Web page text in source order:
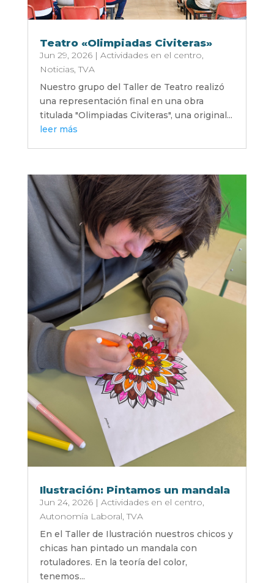
Teatro «Olimpiadas Civiteras»
Jun 29, 2026| Actividades en el centro,
Noticias,TVA
Nuestro grupo del Taller de Teatro realizó
una representación final en una obra
titulada "Olimpiadas Civiteras", una original...
leer más
Ilustración: Pintamos un mandala
Jun 24, 2026| Actividades en el centro,
Autonomía Laboral,TVA
En el Taller de Ilustración nuestros chicos y
chicas han pintado un mandala con
rotuladores. En la teoría del color,
tenemos...